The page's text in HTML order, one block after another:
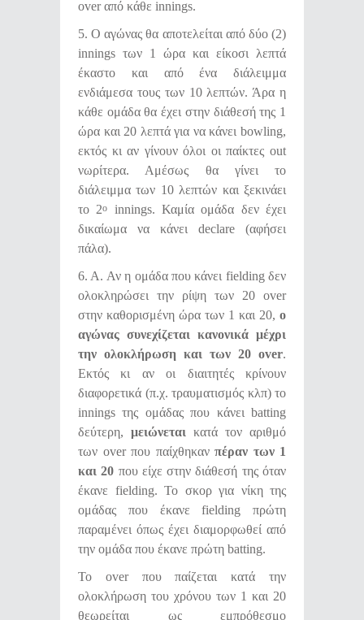
over από κάθε innings.
5. Ο αγώνας θα αποτελείται από δύο (2)
innings των 1 ώρα και είκοσι λεπτά
έκαστο και από ένα διάλειμμα
ενδιάμεσα τους των 10 λεπτών. Άρα η
κάθε ομάδα θα έχει στην διάθεσή της 1
ώρα και 20 λεπτά για να κάνει bowling,
εκτός κι αν γίνουν όλοι οι παίκτες out
νωρίτερα. Αμέσως θα γίνει το
διάλειμμα των 10 λεπτών και ξεκινάει
το 2ο
innings. Καμία ομάδα δεν έχει
δικαίωμα να κάνει declare (αφήσει
πάλα).
6. Α. Αν η ομάδα που κάνει fielding δεν
ολοκληρώσει την ρίψη των 20 over
στην καθορισμένη ώρα των 1 και 20, ο
αγώνας συνεχίζεται κανονικά μέχρι
την ολοκλήρωση και των 20 over.
Εκτός κι αν οι διαιτητές κρίνουν
διαφορετικά (π.χ. τραυματισμός κλπ) το
innings της ομάδας που κάνει batting
δεύτερη, μειώνεται κατά τον αριθμό
των over που παίχθηκαν πέραν των 1
και 20 που είχε στην διάθεσή της όταν
έκανε fielding. Το σκορ για νίκη της
ομάδας που έκανε fielding πρώτη
παραμένει όπως έχει διαμορφωθεί από
την ομάδα που έκανε πρώτη batting.
Το over που παίζεται κατά την
ολοκλήρωση του χρόνου των 1 και 20
θεωρείται ως εμπρόθεσμο